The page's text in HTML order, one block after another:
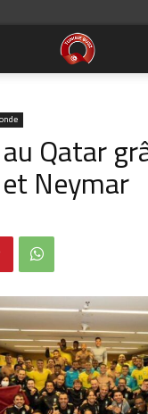
Qatar
Neymar